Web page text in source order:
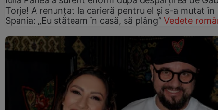
Torje! A renunțat la carieră pentru el și s-a mutat în
Spania: „Eu stăteam în casă, să plâng” Vedete